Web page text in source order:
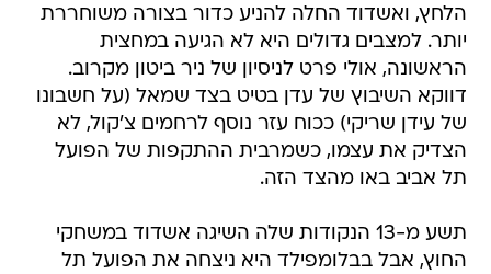
הלחץ, ואשדוד החלה להניע כדור בצורה משוחררת
יותר. למצבים גדולים היא לא הגיעה במחצית
הראשונה, אולי פרט לניסיון של ניר ביטון מקרוב.
דווקא השיבוץ של עדן בטיט בצד שמאל (על חשבונו
של עידן שריקי) ככוח עזר נוסף לרחמים צ'קול, לא
הצדיק את עצמו, כשמרבית ההתקפות של הפועל
תל אביב באו מהצד הזה.
תשע מ-13 הנקודות שלה השיגה אשדוד במשחקי
החוץ, אבל בבלומפילד היא ניצחה את הפועל תל